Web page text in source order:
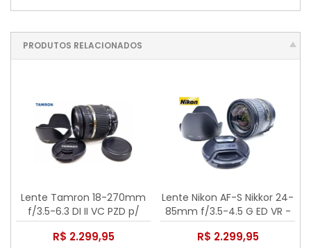
PRODUTOS RELACIONADOS
Lente Tamron 18-270mm
f/3.5-6.3 DI II VC PZD p/
Nikon - Usada
R$ 2.299,95
Lente Nikon AF-S Nikkor 24-
85mm f/3.5-4.5 G ED VR -
Usada
R$ 2.299,95